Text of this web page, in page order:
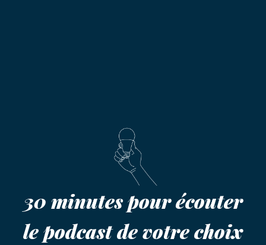
30 minutes pour écouter
le podcast de votre choix